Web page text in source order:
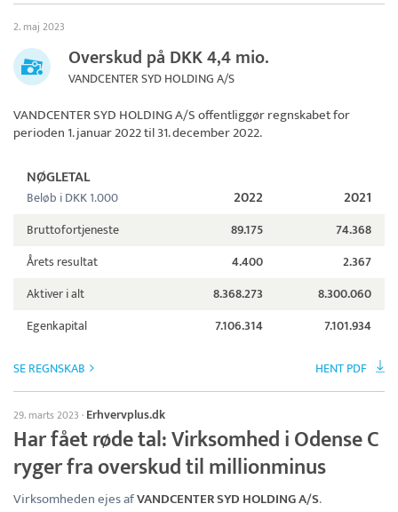
2. maj 2023
Overskud på DKK 4,4 mio.
VANDCENTER SYD HOLDING A/S
VANDCENTER SYD HOLDING A/Soffentliggør regnskabet for
perioden 1. januar 2022 til 31. december 2022.
NØGLETAL
Beløb i DKK 1.000 2022 2021
Bruttofortjeneste 89.175
74.368
Årets resultat
4.400
2.367
Aktiver i alt
8.368.273
8.300.060
Egenkapital
7.106.314 7.101.934
SE REGNSKAB HENT PDF
29. marts 2023 · Erhvervplus.dk
Har fået røde tal: Virksomhed i Odense C
ryger fra overskud til millionminus
Virksomheden ejes afVANDCENTER SYD HOLDING A/S.